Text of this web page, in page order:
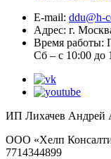
E-mail: ddu@h-
Адрес: г.
Время работы:
Сб – с 10:00 до
ИП Лихачев Андрей
ООО «Хелп
7714344899